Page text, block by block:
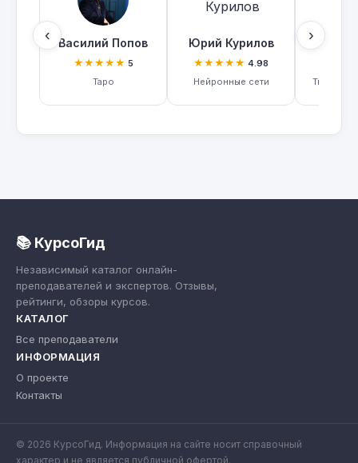
‹ Василий Попов
★★★★★ 5
Таро
Юрий Курилов
★★★★★ 4.98
Нейронные сети
Яна
›
📚 КурсоГид
Независимый каталог онлайн-
преподавателей и экспертов. Отзывы,
рейтинги, обзоры курсов.
КАТАЛОГ
Все преподаватели
ИНФОРМАЦИЯ
О проекте
Контакты
© 2026 КурсоГид. Информация на сайте носит справочный
характер и не является публичной офертой.